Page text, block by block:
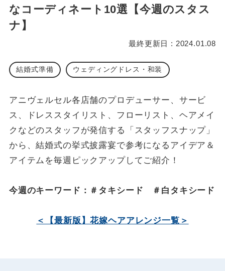
なコーディネート10選【今週のスタス
ナ】
最終更新日 : 2024.01.08
結婚式準備 ウェディングドレス・和装
アニヴェルセル各店舗のプロデューサー、サービ
ス、ドレススタイリスト、フローリスト、ヘアメイ
クなどのスタッフが発信する「スタッフスナップ」
から、結婚式の挙式披露宴で参考になるアイデア＆
アイテムを毎週ピックアップしてご紹介！
今週のキーワード：＃タキシード ＃白タキシード
＜【最新版】花嫁ヘアアレンジ一覧＞